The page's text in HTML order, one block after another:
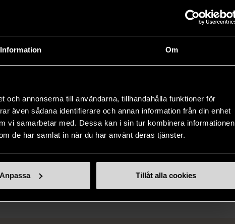
Information Om
och annonserna till användarna, tillhandahålla funktioner för
även sådana identifierare och annan information från din enhet
vi samarbetar med. Dessa kan i sin tur kombinera informationen
de har samlat in när du har använt deras tjänster.
Anpassa Tillåt alla cookies